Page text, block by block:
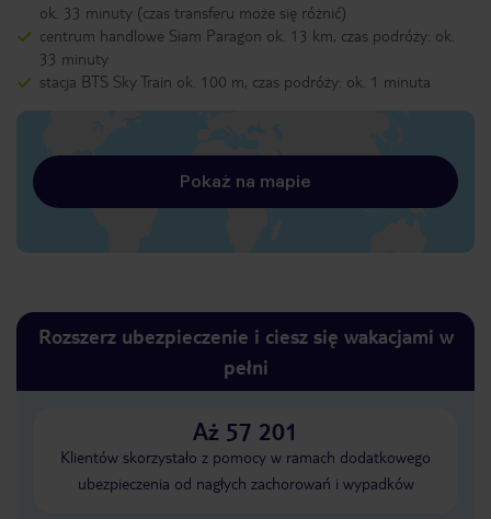
ok. 33 minuty (czas transferu może się różnić)
centrum handlowe Siam Paragon ok. 13 km, czas podróży: ok.
33 minuty
stacja BTS Sky Train ok. 100 m, czas podróży: ok. 1 minuta
Pokaż na mapie
Rozszerz ubezpieczenie i ciesz się wakacjami w
pełni
Aż 57 201
Klientów skorzystało z pomocy w ramach dodatkowego
ubezpieczenia od nagłych zachorowań i wypadków